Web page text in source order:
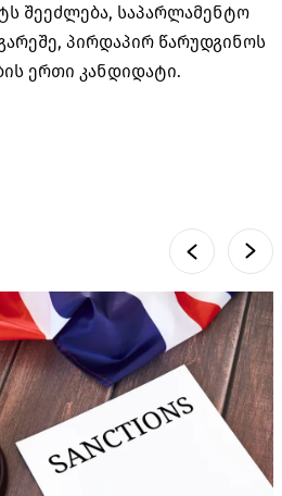
შეეძლება, საპარლამენტო
პირდაპირ წარუდგინოს
ერთი კანდიდატი.